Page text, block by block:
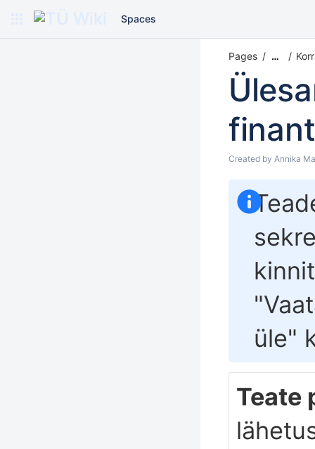
Spaces
Pages …
Created by Annika
"
üle"
Teate